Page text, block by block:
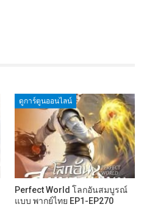
ดูการ์ตูนออนไลน์
Perfect World โลกอันสมบูรณ์
แบบ พากย์ไทย EP1-EP270